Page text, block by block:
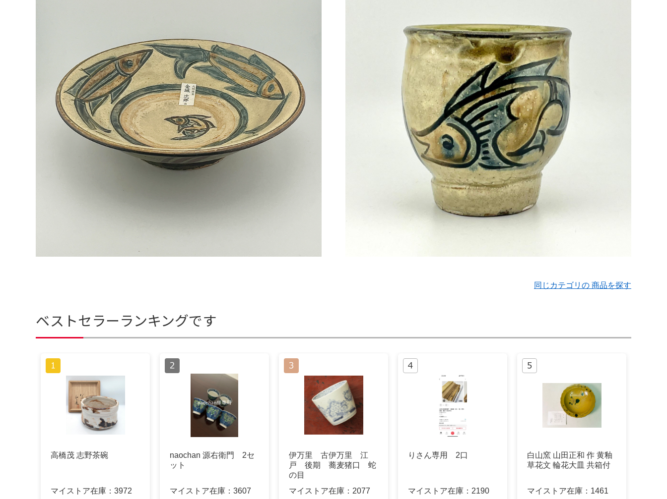
同じカテゴリの 商品を探す
ベストセラーランキングです
高橋茂 志野茶碗
マイストア在庫： 3972
naochan 源右衛門 2セ
ット
マイストア在庫： 3607
伊万里 古伊万里 江
戸 後期 蕎麦猪口 蛇
の目
マイストア在庫： 2077
りさん専用 2口
マイストア在庫： 2190
白山窯 山田正和 作 黄釉
草花文 輪花大皿 共箱付
マイストア在庫： 1461